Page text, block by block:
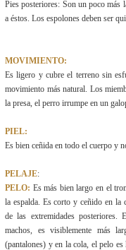
Pies posteriores: Son un poco más
a éstos. Los espolones deben ser
MOVIMIENTO:
Es ligero y cubre el terreno sin
movimiento más natural. Los
la presa, el perro irrumpe en un
PIEL:
Es bien ceñida en todo el cuerpo y
PELAJE:
PELO: Es más bien largo en el
la espalda. Es corto y ceñido en la
de las extremidades
machos, es visiblemente más
(pantalones) y en la cola, el pelo